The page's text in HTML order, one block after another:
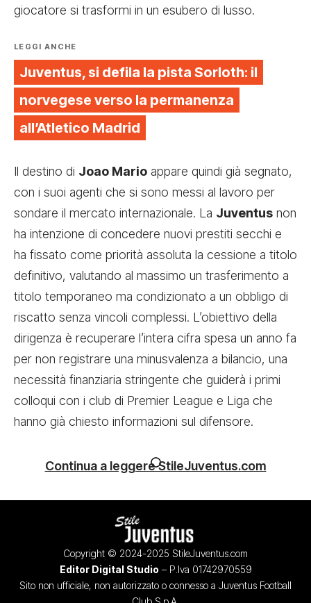
giocatore si trasformi in un esubero di lusso.
LEGGI ANCHE
Juventus, si defila la pista Sorloth: il
norvegese verso la permanenza
all’Atletico Madrid
Il destino di Joao Mario appare quindi già segnato,
con i suoi agenti che si sono messi al lavoro per
sondare il mercato internazionale. La Juventus non
ha intenzione di concedere nuovi prestiti secchi e
ha fissato come priorità assoluta la cessione a titolo
definitivo, valutando al massimo un trasferimento a
titolo temporaneo ma condizionato a un obbligo di
riscatto senza vincoli complessi. L’obiettivo della
dirigenza è recuperare l’intera cifra spesa un anno fa
per non registrare una minusvalenza a bilancio, una
necessità finanziaria stringente che guiderà i primi
colloqui con i club di Premier League e Liga che
hanno già chiesto informazioni sul difensore.
Continua a leggere StileJuventus.com
Copyright © 2024-2025 StileJuventus.com
Editor Digital Studio – P.Iva 01742970559
Sito non ufficiale, non autorizzato o connesso a Juventus Football